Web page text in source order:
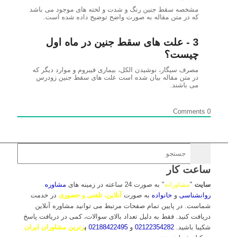
مشخصه سقط جنین رنگ و شدت و لخته های موجود می باشد
که در متن مقاله به صورت واضح توضیح داده شده است.
3 - علت های سقط جنین در ماه اول
چیست؟
مصرف سیگار، نوشیدن الکل، بیماری فیبروم و موارد دیگر که
در متن مقاله بیان شده است علت های سقط جنین زودرس
می باشند.
0
Comments
ساعت کار
سایت"مشاورانه" به صورت 24 ساعته در زمینه های
مشاوره
روانشناسیو خانواده به صورتآنلاین، تلفنی و حضوری در خدمت
شماست. در پایین تمام صفحات مرتبط می توانید مشاوره آنلاین
دریافت کنید. فقط به دلیل تعداد بالای سوالات، کمی در دریافت پاسخ
شکیبا باشید. 02122354282و 02188422495 برترین مشاوران ایران